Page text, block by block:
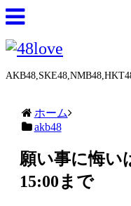
ホーム
akb48
願い事に悔い
15:00まで